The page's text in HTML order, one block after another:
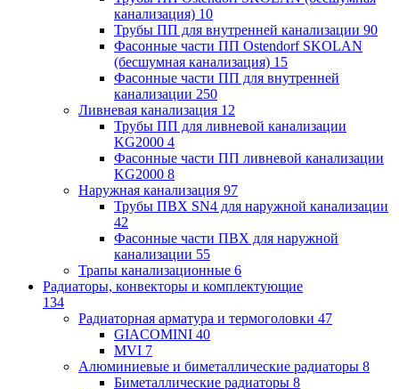
канализация) 10
Трубы ПП для внутренней канализации 90
Фасонные части ПП Ostendorf SKOLAN
(бесшумная канализация) 15
Фасонные части ПП для внутренней
канализации 250
Ливневая канализация 12
Трубы ПП для ливневой канализации
KG2000 4
Фасонные части ПП ливневой канализации
KG2000 8
Наружная канализация 97
Трубы ПВХ SN4 для наружной канализации
42
Фасонные части ПВХ для наружной
канализации 55
Трапы канализационные 6
Радиаторы, конвекторы и комплектующие
134
Радиаторная арматура и термоголовки 47
GIACOMINI 40
MVI 7
Алюминиевые и биметаллические радиаторы 8
Биметаллические радиаторы 8